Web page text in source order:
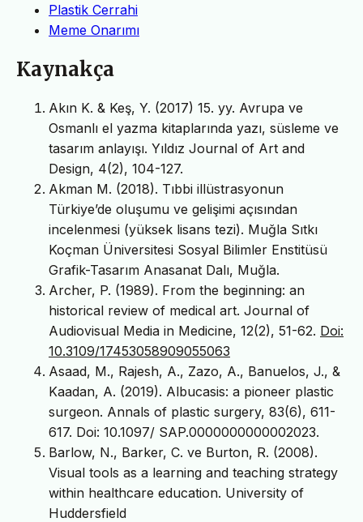
Plastik Cerrahi
Meme Onarımı
Kaynakça
Akın K. & Keş, Y. (2017) 15. yy. Avrupa ve
Osmanlı el yazma kitaplarında yazı, süsleme ve
tasarım anlayışı. Yıldız Journal of Art and
Design, 4(2), 104-127.
Akman M. (2018). Tıbbi illüstrasyonun
Türkiye’de oluşumu ve gelişimi açısından
incelenmesi (yüksek lisans tezi). Muğla Sıtkı
Koçman Üniversitesi Sosyal Bilimler Enstitüsü
Grafik-Tasarım Anasanat Dalı, Muğla.
Archer, P. (1989). From the beginning: an
historical review of medical art. Journal of
Audiovisual Media in Medicine, 12(2), 51-62. Doi:
10.3109/17453058909055063
Asaad, M., Rajesh, A., Zazo, A., Banuelos, J., &
Kaadan, A. (2019). Albucasis: a pioneer plastic
surgeon. Annals of plastic surgery, 83(6), 611-
617. Doi: 10.1097/ SAP.0000000000002023.
Barlow, N., Barker, C. ve Burton, R. (2008).
Visual tools as a learning and teaching strategy
within healthcare education. University of
Huddersfield